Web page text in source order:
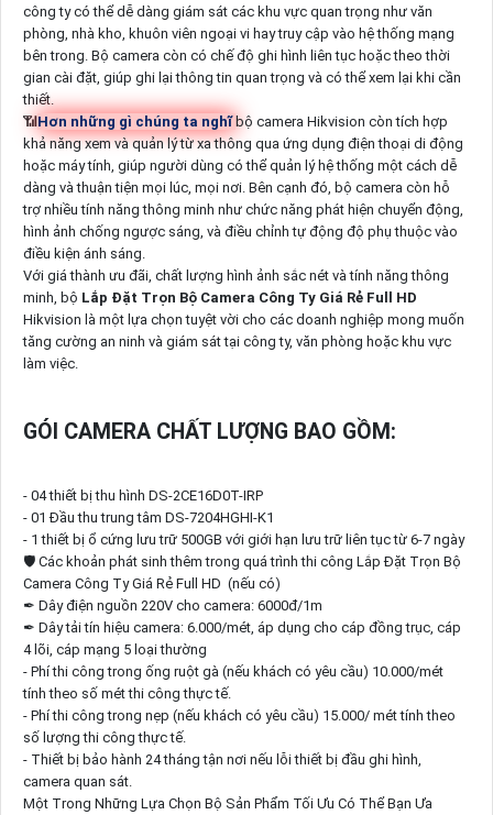
công ty có thể dễ dàng giám sát các khu vực quan trọng như văn
phòng, nhà kho, khuôn viên ngoại vi hay truy cập vào hệ thống mạng
bên trong. Bộ camera còn có chế độ ghi hình liên tục hoặc theo thời
gian cài đặt, giúp ghi lại thông tin quan trọng và có thể xem lại khi cần
thiết.
📶Hơn những gì chúng ta nghĩ bộ camera Hikvision còn tích hợp
khả năng xem và quản lý từ xa thông qua ứng dụng điện thoại di động
hoặc máy tính, giúp người dùng có thể quản lý hệ thống một cách dễ
dàng và thuận tiện mọi lúc, mọi nơi. Bên cạnh đó, bộ camera còn hỗ
trợ nhiều tính năng thông minh như chức năng phát hiện chuyển động,
hình ảnh chống ngược sáng, và điều chỉnh tự động độ phụ thuộc vào
điều kiện ánh sáng.
Với giá thành ưu đãi, chất lượng hình ảnh sắc nét và tính năng thông
minh, bộ Lắp Đặt Trọn Bộ Camera Công Ty Giá Rẻ Full HD
Hikvision là một lựa chọn tuyệt vời cho các doanh nghiệp mong muốn
tăng cường an ninh và giám sát tại công ty, văn phòng hoặc khu vực
làm việc.
GÓI CAMERA CHẤT LƯỢNG BAO GỒM:
- 04 thiết bị thu hình DS-2CE16D0T-IRP
- 01 Đầu thu trung tâm DS-7204HGHI-K1
- 1 thiết bị ổ cứng lưu trữ 500GB với giới hạn lưu trữ liên tục từ 6-7 ngày
🛡 Các khoản phát sinh thêm trong quá trình thi công Lắp Đặt Trọn Bộ
Camera Công Ty Giá Rẻ Full HD (nếu có)
✒ Dây điện nguồn 220V cho camera: 6000đ/1m
✒ Dây tải tín hiệu camera: 6.000/mét, áp dụng cho cáp đồng trục, cáp
4 lõi, cáp mạng 5 loại thường
- Phí thi công trong ống ruột gà (nếu khách có yêu cầu) 10.000/mét
tính theo số mét thi công thực tế.
- Phí thi công trong nẹp (nếu khách có yêu cầu) 15.000/ mét tính theo
số lượng thi công thực tế.
- Thiết bị bảo hành 24 tháng tận nơi nếu lỗi thiết bị đầu ghi hình,
camera quan sát.
Một Trong Những Lựa Chọn Bộ Sản Phẩm Tối Ưu Có Thể Bạn Ưa